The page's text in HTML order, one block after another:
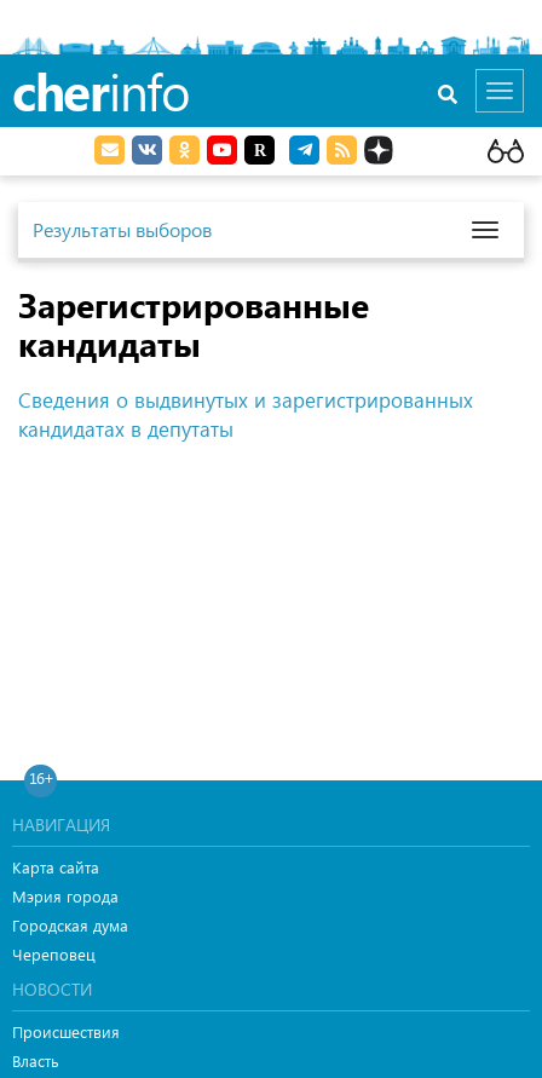
cherinfo
Результаты выборов
Зарегистрированные
кандидаты
Сведения о выдвинутых и зарегистрированных
кандидатах в депутаты
16+
НАВИГАЦИЯ
Карта сайта
Мэрия города
Городская дума
Череповец
НОВОСТИ
Происшествия
Власть